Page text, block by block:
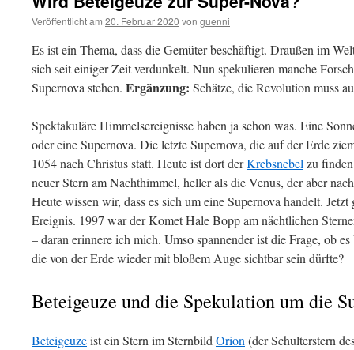
Veröffentlicht am 20. Februar 2020 von guenni
Es ist ein Thema, dass die Gemüter beschäftigt. Draußen im
sich seit einiger Zeit verdunkelt. Nun spekulieren manche
Supernova stehen. Ergänzung: Schätze, die Revolution muss
Spektakuläre Himmelsereignisse haben ja schon was. Eine
oder eine Supernova. Die letzte Supernova, die auf der Erde
1054 nach Christus statt. Heute ist dort derKrebsnebel zu
neuer Stern am Nachthimmel, heller als die Venus, der aber
Heute wissen wir, dass es sich um eine Supernova handelt.
Ereignis. 1997 war der Komet Hale Bopp am nächtlichen
– daran erinnere ich mich. Umso spannender ist die Frage, ob
die von der Erde wieder mit bloßem Auge sichtbar sein dürfte?
Beteigeuze und die Spekulation um die
Beteigeuzeist ein Stern im Sternbild Orion (der Schulterstern